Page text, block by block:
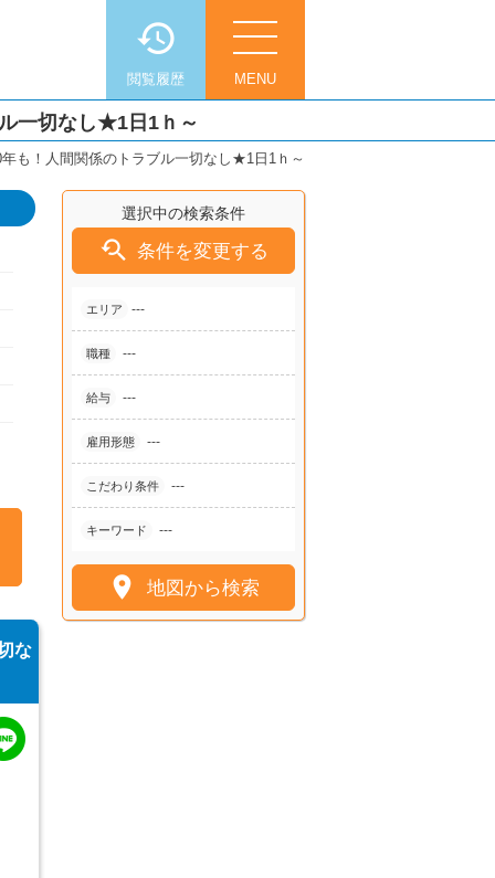
MENU
閲覧履歴
一切なし★1日1ｈ～
も！人間関係のトラブル一切なし★1日1ｈ～
選択中の検索条件
 条件を変更する
エリア ---
職種 ---
給与 ---
雇用形態 ---
こだわり条件 ---
キーワード ---
 地図から検索
な